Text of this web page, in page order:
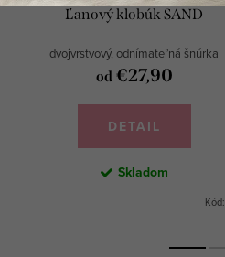
Ľanový klobúk SAND
dvojvrstvový, odnímateľná šnúrka
od €27,90
DETAIL
Skladom
Kód: